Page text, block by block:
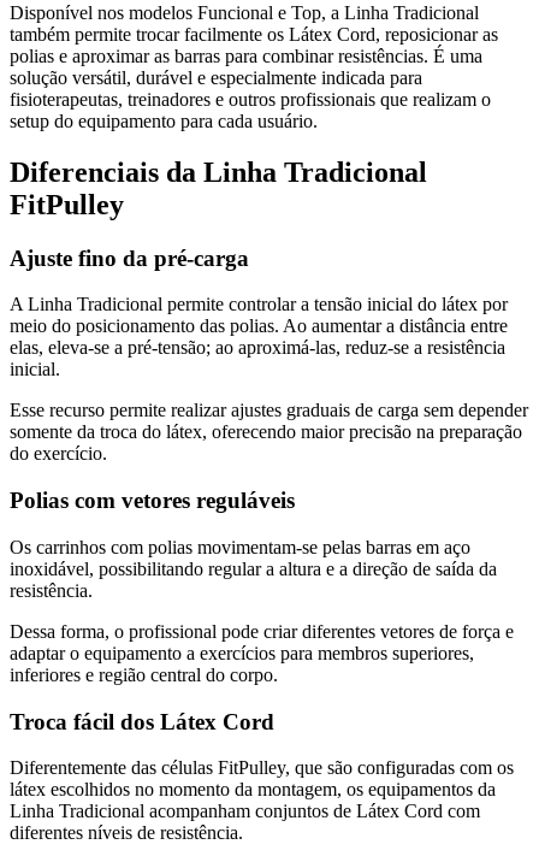
Disponível nos modelos Funcional e Top, a Linha Tradicional
também permite trocar facilmente os Látex Cord, reposicionar as
polias e aproximar as barras para combinar resistências. É uma
solução versátil, durável e especialmente indicada para
fisioterapeutas, treinadores e outros profissionais que realizam o
setup do equipamento para cada usuário.
Diferenciais da Linha Tradicional
FitPulley
Ajuste fino da pré-carga
A Linha Tradicional permite controlar a tensão inicial do látex por
meio do posicionamento das polias. Ao aumentar a distância entre
elas, eleva-se a pré-tensão; ao aproximá-las, reduz-se a resistência
inicial.
Esse recurso permite realizar ajustes graduais de carga sem depender
somente da troca do látex, oferecendo maior precisão na preparação
do exercício.
Polias com vetores reguláveis
Os carrinhos com polias movimentam-se pelas barras em aço
inoxidável, possibilitando regular a altura e a direção de saída da
resistência.
Dessa forma, o profissional pode criar diferentes vetores de força e
adaptar o equipamento a exercícios para membros superiores,
inferiores e região central do corpo.
Troca fácil dos Látex Cord
Diferentemente das células FitPulley, que são configuradas com os
látex escolhidos no momento da montagem, os equipamentos da
Linha Tradicional acompanham conjuntos de Látex Cord com
diferentes níveis de resistência.